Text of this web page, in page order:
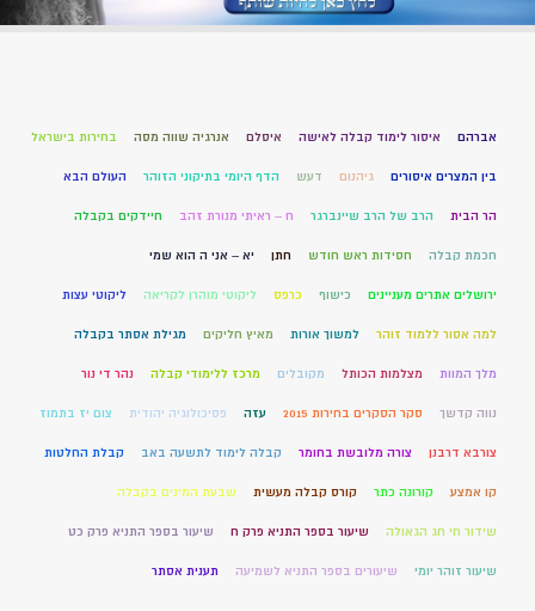
אברהם איסור לימוד קבלה לאישה איסלם אנרגיה שווה מסה בחירות בישראל
בין המצרים איסורים גיהנום דעש הדף היומי בתיקוני הזוהר העולם הבא
הר הבית הרב של הרב שיינברגר ח – ראיתי מנורת זהב חיידקים בקבלה
חכמת קבלה חסידות ראש חודש חתן יא – אני ה הוא שמי
ירושלים אתרים מעניינים כישוף כרפס ליקוטי מוהרן לקריאה ליקוטי עצות
למה אסור ללמוד זוהר למשוך אורות מאיץ חליקים מגילת אסתר בקבלה
מלך המוות מצלמות הכותל מקובלים מרכז ללימודי קבלה נהר די נור
נווה קדשך סקר הסקרים בחירות 2015 עזה פסיכולוגיה יהודית צום יז בתמוז
צורבא דרבנן צורה מלובשת בחומר קבלה לימוד לתשעה באב קבלת החלטות
קו אמצע קורונה כתר קורס קבלה מעשית שבעת המינים בקבלה
שידור חי חג הגאולה שיעור בספר התניא פרק ח שיעור בספר התניא פרק כט
שיעור זוהר יומי שיעורים בספר התניא לשמיעה תענית אסתר